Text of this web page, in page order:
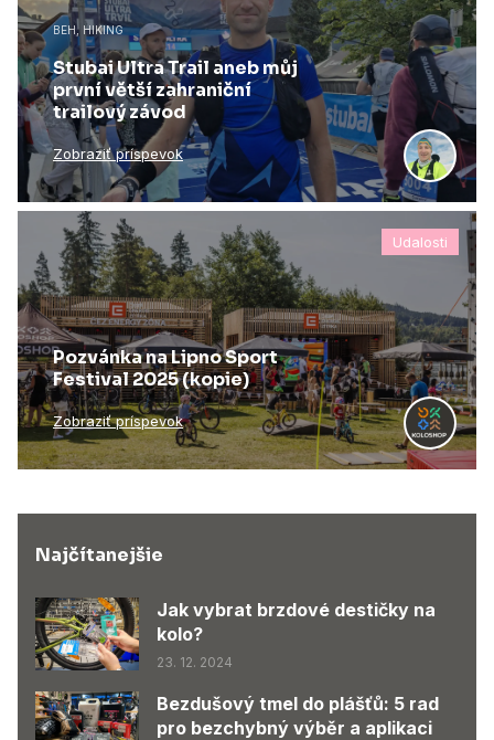
BEH, HIKING
Stubai Ultra Trail aneb můj
první větší zahraniční
trailový závod
Zobraziť príspevok
Udalosti
Pozvánka na Lipno Sport
Festival 2025 (kopie)
Zobraziť príspevok
Najčítanejšie
Jak vybrat brzdové destičky na
kolo?
23. 12. 2024
Bezdušový tmel do plášťů: 5 rad
pro bezchybný výběr a aplikaci